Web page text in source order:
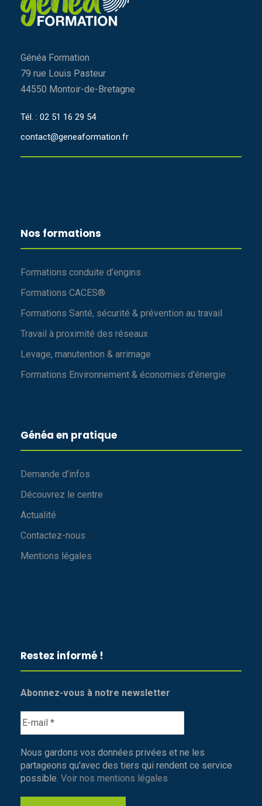
Généa Formation
79 rue Louis Pasteur
44550 Montoir-de-Bretagne
Tél. : 02 51 16 29 54
contact@geneaformation.fr
Nos formations
Formations conduite d’engins
Formations CACES®
Formations Santé, sécurité & prévention au travail
Travail à proximité des réseaux
Levage, manutention & arrimage
Formations Environnement & économies d’énergie
Généa en pratique
Demande d’infos
Découvrez le centre
Actualité
Contactez-nous
Mentions légales
Restez informé !
Abonnez-vous à notre newsletter
Nous gardons vos données privées et ne les
partageons qu'avec des tiers qui rendent ce service
possible. Voir nos mentions légales